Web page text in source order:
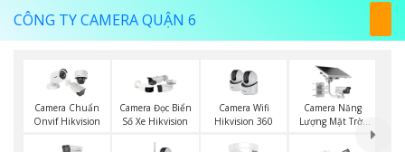
CÔNG TY CAMERA QUẬN 6
Camera Chuẩn
Onvif Hikvision
Camera Đọc Biển
Số Xe Hikvision
Camera Wifi
Hikvision 360
Camera Năng
Lượng Mặt Trời